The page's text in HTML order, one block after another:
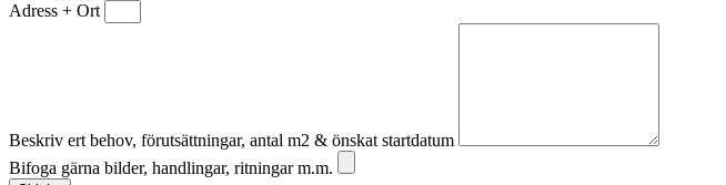
Adress + Ort
Beskriv ert behov, förutsättningar, antal m2 & önskat startdatum
Bifoga gärna bilder, handlingar, ritningar m.m.